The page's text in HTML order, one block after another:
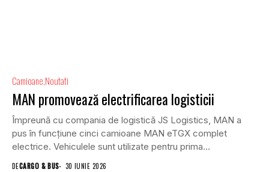
Camioane Noutati
MAN promovează electrificarea logisticii
Împreună cu compania de logistică JS Logistics, MAN a
pus în funcțiune cinci camioane MAN eTGX complet
electrice. Vehiculele sunt utilizate pentru prima...
DECARGO & BUS 30 IUNIE 2026